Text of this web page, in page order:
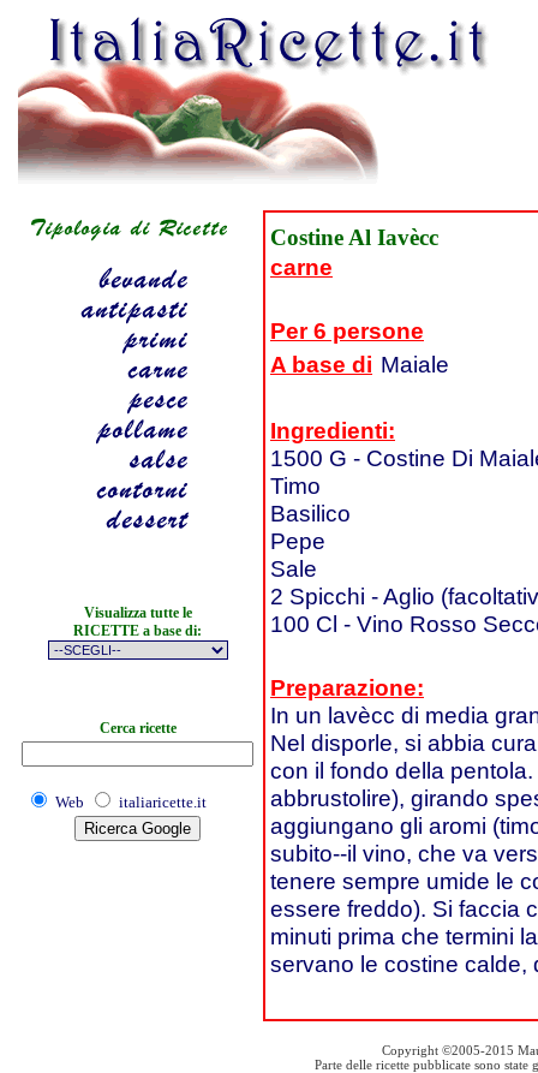
Visualizza tutte le
RICETTE a base di:
Cerca ricette
Web italiaricette.it
Costine Al Iavècc
carne
Per 6 persone
A base di Maiale
Ingredienti:
1500 G - Costine Di
Timo
Basilico
Pepe
Sale
2 Spicchi - Aglio
100 Cl - Vino Rosso
Preparazione:
In un lavècc di media
Nel disporle, si abbia
con il fondo della
abbrustolire), girando
aggiungano gli aromi
subito--il vino, che va
tenere sempre umide le
essere freddo). Si faccia
minuti prima che termini
servano le costine calde,
Copyright ©2005-2015
Parte delle ricette pubblicate sono state